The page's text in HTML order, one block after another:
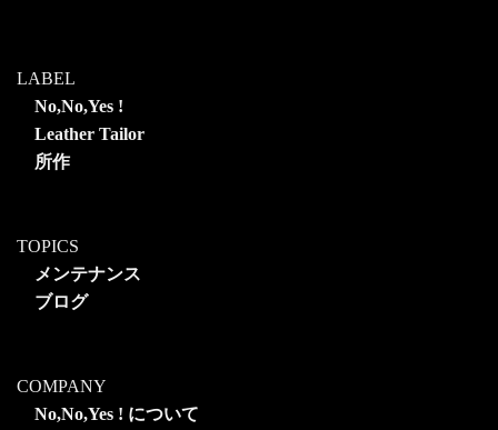
LABEL
No,No,Yes !
Leather Tailor
所作
TOPICS
メンテナンス
ブログ
COMPANY
No,No,Yes ! について